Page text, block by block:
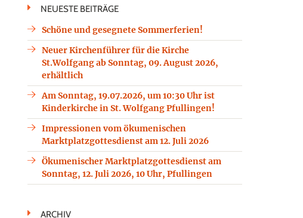
NEUESTE BEITRÄGE
Schöne und gesegnete Sommerferien!
Neuer Kirchenführer für die Kirche
St.Wolfgang ab Sonntag, 09. August 2026,
erhältlich
Am Sonntag, 19.07.2026, um 10:30 Uhr ist
Kinderkirche in St. Wolfgang Pfullingen!
Impressionen vom ökumenischen
Marktplatzgottesdienst am 12. Juli 2026
Ökumenischer Marktplatzgottesdienst am
Sonntag, 12. Juli 2026, 10 Uhr, Pfullingen
ARCHIV